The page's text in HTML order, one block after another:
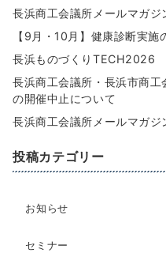
長浜商工会議所メールマガ
【9月・10月】健康診断実施
長浜ものづくりTECH2026
長浜商工会議所・長浜市商
の開催中止について
長浜商工会議所メールマガ
投稿カテゴリー
お知らせ
セミナー